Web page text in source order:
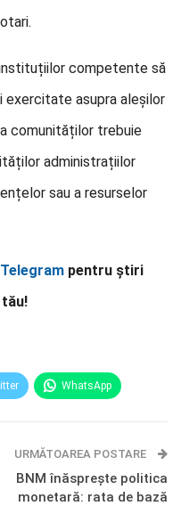
competente să
exercitate asupra aleșilor
comunităților trebuie
administrațiilor
sau a resurselor
Telegram pentru știri
WhatsApp
URMĂTOAREA POSTARE
BNM înăsprește politica
monetară: rata de bază